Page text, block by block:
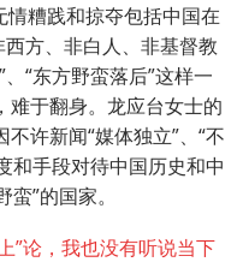
糟践和掠夺包括中国在
方、非白人、非基督教
“东方野蛮落后”这样一
难于翻身。龙应台女士的
许新闻“媒体独立”、“不
和手段对待中国历史和中
”的国家。
”论，我也没有听说当下